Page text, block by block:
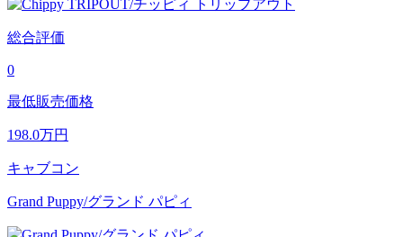
総合評価
0
最低販売価格
198.0万円
キャブコン
Grand Puppy/グランド パピィ